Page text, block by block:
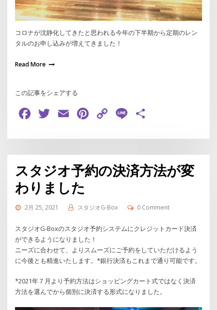
コロナが沈静化してきたと思われる今年の下半期から定期のレン
タルのお申し込みが増えてきました！
Read More
この記事をシェアする
Facebook
Twitter
EmailPinterest
Copy
Line
スタジオ予約の決済方法が変
わりました
2月 25, 2021 スタジオG-Box 0 Comment
スタジオG-Boxのスタジオ予約システムにクレジットカード決済
ができるようになりました！
ニーズに合わせて、よりスムーズにご予約をしていただけるよう
に今後とも精進いたします。*銀行決済もこれまで通り可能です。
*2021年７月より予約方法はショッピングカート式ではなく決済
方法を選んでから個別に決済する形式になりました。